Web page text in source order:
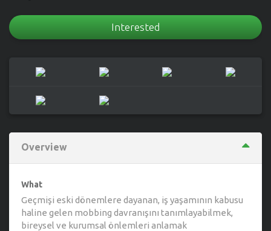
Interested
Overview
What
Geçmişi eski dönemlere dayanan, iş yaşamının kabusu
haline gelen mobbing davranışını tanımlayabilmek,
bireysel ve kurumsal önlemleri anlamak